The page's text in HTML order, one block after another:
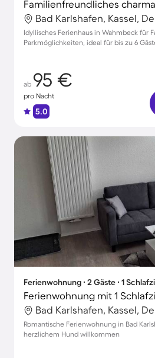
Bad Karlshafen, Kassel,
Idyllisches Ferienhaus in Wahmbeck für
Parkmöglichkeiten, ideal für bis zu 6
ab 95 €
pro Nacht
5.0
Ferienwohnung ∙ 2 Gäste ∙ 1
Bad Karlshafen, Kassel,
Romantische Ferienwohnung in Bad
herzlichem Hund willkommen